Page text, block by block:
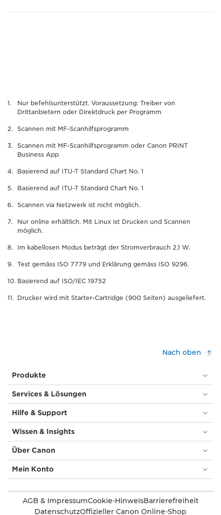
Nur befehlsunterstützt. Voraussetzung: Treiber von
Drittanbietern oder Direktdruck per Programm
Scannen mit MF-Scanhilfsprogramm
Scannen mit MF-Scanhilfsprogramm oder Canon PRINT
Business App
Basierend auf ITU-T Standard Chart No. 1
Basierend auf ITU-T Standard Chart No. 1
Scannen via Netzwerk ist nicht möglich.
Nur online erhältlich. Mit Linux ist Drucken und Scannen
möglich.
Im kabellosen Modus beträgt der Stromverbrauch 2,1 W.
Test gemäss ISO 7779 und Erklärung gemäss ISO 9296.
Basierend auf ISO/IEC 19752
Drucker wird mit Starter-Cartridge (900 Seiten) ausgeliefert.
Nach oben
Produkte
Services & Lösungen
Hilfe & Support
Wissen & Insights
Über Canon
Mein Konto
AGB & ImpressumCookie-HinweisBarrierefreiheit
DatenschutzOffizieller Canon Online-Shop